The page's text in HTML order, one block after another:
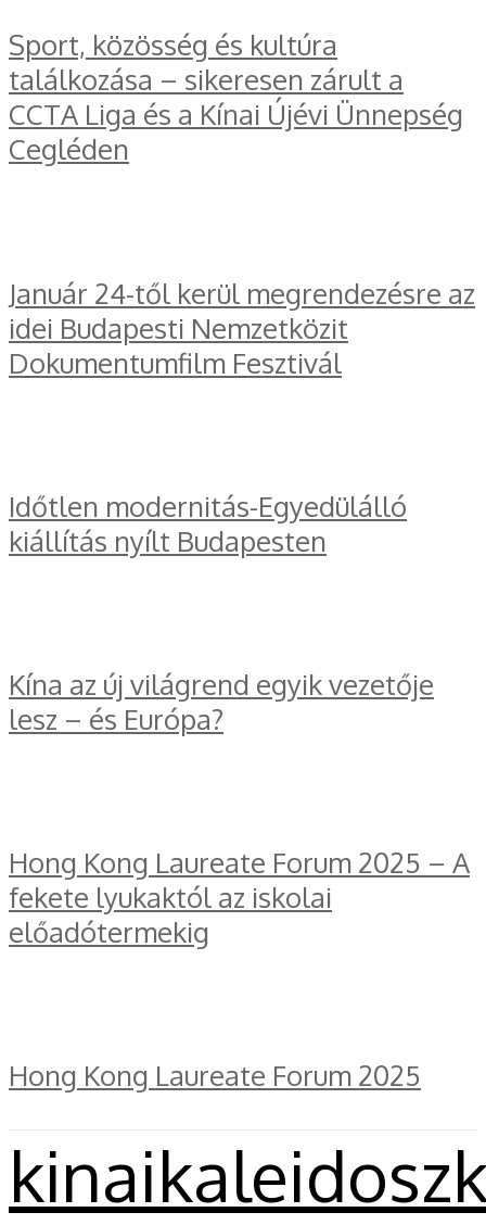
Sport, közösség és kultúra
találkozása – sikeresen zárult a
CCTA Liga és a Kínai Újévi Ünnepség
Cegléden
Január 24-től kerül megrendezésre az
idei Budapesti Nemzetközit
Dokumentumfilm Fesztivál
Időtlen modernitás-Egyedülálló
kiállítás nyílt Budapesten
Kína az új világrend egyik vezetője
lesz – és Európa?
Hong Kong Laureate Forum 2025 – A
fekete lyukaktól az iskolai
előadótermekig
Hong Kong Laureate Forum 2025